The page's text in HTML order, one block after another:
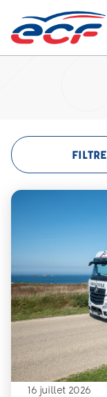
16 juillet 2026